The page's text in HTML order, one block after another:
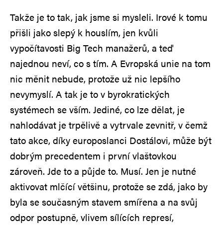
Takže je to tak, jak jsme si mysleli. Irové k tomu
přišli jako slepý k houslím, jen kvůli
vypočítavosti Big Tech manažerů, a teď
najednou neví, co s tím. A Evropská unie na tom
nic měnit nebude, protože už nic lepšího
nevymyslí. A tak je to v byrokratických
systémech se vším. Jediné, co lze dělat, je
nahlodávat je trpělivě a vytrvale zevnitř, v čemž
tato akce, díky europoslanci Dostálovi, může být
dobrým precedentem i první vlaštovkou
zároveň. Jde to a půjde to. Musí. Jen je nutné
aktivovat mlčící většinu, protože se zdá, jako by
byla se současným stavem smířena a na svůj
odpor postupně, vlivem sílících represí,